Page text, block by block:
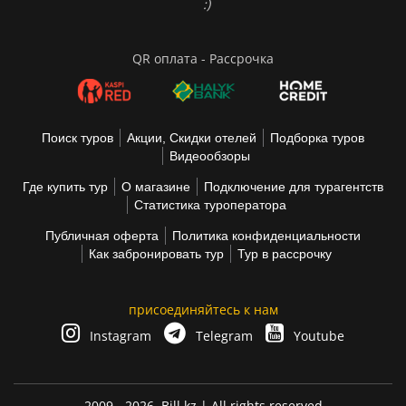
:)
QR оплата - Рассрочка
Поиск туров Акции, Скидки отелей
Подборка туров
Видеообзоры
Где купить тур О магазине
Подключение для турагентств
Статистика туроператора
Публичная оферта
Политика конфиденциальности
Как забронировать тур
Тур в рассрочку
присоединяйтесь к нам
Instagram
Telegram Youtube